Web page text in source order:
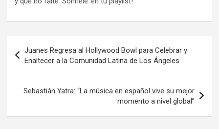
de
entradas
Juanes Regresa al Hollywood Bowl para Celebrar y
Enaltecer a la Comunidad Latina de Los Ángeles
Sebastián Yatra: “La música en español vive su mejor
momento a nivel global”